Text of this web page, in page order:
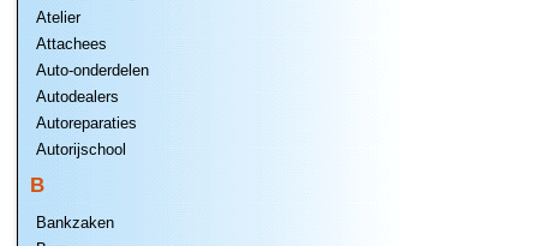
Atelier
Attachees
Auto-onderdelen
Autodealers
Autoreparaties
Autorijschool
B
Bankzaken